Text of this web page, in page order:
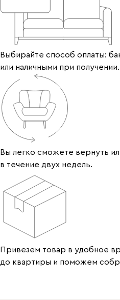
Выбирайте способ оплаты:
или наличными при получении.
Вы легко сможете вернуть
в течение двух недель.
Привезем товар в удобное
до квартиры и поможем